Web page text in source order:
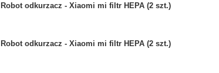
Robot odkurzacz - Xiaomi mi filtr HEPA (2 szt.)
Robot odkurzacz - Xiaomi mi filtr HEPA (2 szt.)